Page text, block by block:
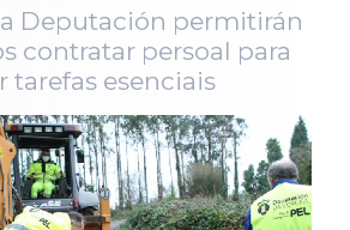
Deputación permitirán
contratar persoal para
tarefas esenciais